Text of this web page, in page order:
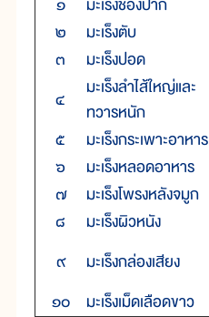
๒
มะเร็งตับ
๓
มะเร็งปอด
๔
มะเร็งลำไส้ใหญ่และ
ทวารหนัก
๕
มะเร็งกระเพาะอาหาร
๖
มะเร็งหลอดอาหาร
๗
มะเร็งโพรงหลังจมูก
๘
มะเร็งผิวหนัง
๙
มะเร็งกล่องเสียง
๑๐
มะเร็งเม็ดเลือดขาว